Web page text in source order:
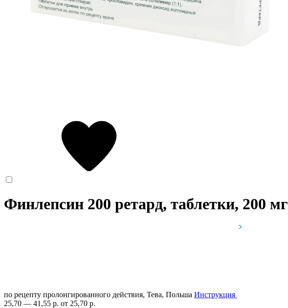
Финлепсин 200 ретард, таблетки, 200 мг
по рецепту пролонгированного действия, Тева, Польша Инструкция
25,70 — 41,55 р. от 25,70 р.